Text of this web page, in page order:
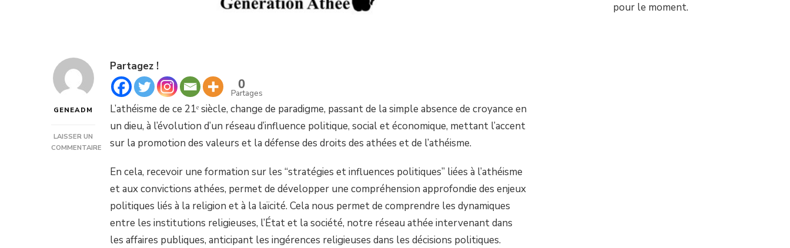
GENEADM
LAISSER UN
COMMENTAIRE
D’INFLUENCES
POLITIQUES
Partagez !
0
Partages
L’athéisme de ce 21ᵉ siècle, change de paradigme, passant de la simple absence de croyance en
un dieu, à l’évolution d’un réseau d’influence politique, social et économique, mettant l’accent
sur la promotion des valeurs et la défense des droits des athées et de l’athéisme.
En cela, recevoir une formation sur les “stratégies et influences politiques” liées à l’athéisme
et aux convictions athées, permet de développer une compréhension approfondie des enjeux
politiques liés à la religion et à la laïcité. Cela nous permet de comprendre les dynamiques
entre les institutions religieuses, l’État et la société, notre réseau athée intervenant dans
les affaires publiques, anticipant les ingérences religieuses dans les décisions politiques.
pour le moment.